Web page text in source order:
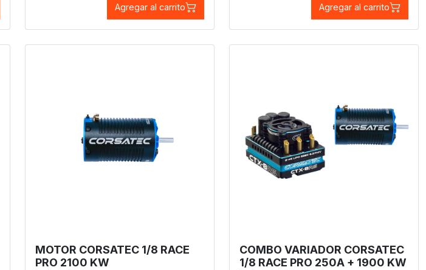
Agregar al carrito
Agregar al carrito
MOTOR CORSATEC 1/8 RACE
PRO 2100 KW
COMBO VARIADOR CORSATEC
1/8 RACE PRO 250A + 1900 KW